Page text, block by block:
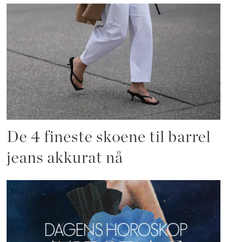
De 4 fineste skoene til barrel
jeans akkurat nå